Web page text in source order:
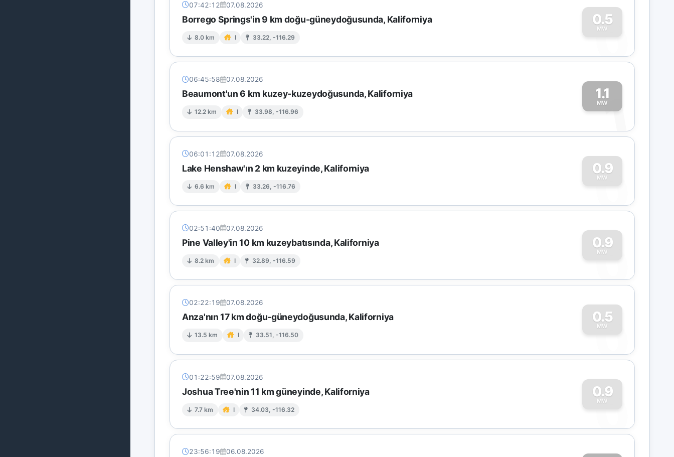
07:42:12 07.08.2026
Borrego Springs'in 9 km doğu-güneydoğusunda, Kaliforniya
8.0 km I 33.22, -116.29
0.5
MW
0
06:45:58 07.08.2026
Beaumont'un 6 km kuzey-kuzeydoğusunda, Kaliforniya
12.2 km I 33.98, -116.96
1.1
MW
1
06:01:12 07.08.2026
Lake Henshaw'ın 2 km kuzeyinde, Kaliforniya
6.6 km I 33.26, -116.76
0.9
MW
0
02:51:40 07.08.2026
Pine Valley'in 10 km kuzeybatısında, Kaliforniya
8.2 km I 32.89, -116.59
0.9
MW
0
02:22:19 07.08.2026
Anza'nın 17 km doğu-güneydoğusunda, Kaliforniya
13.5 km I 33.51, -116.50
0.5
MW
0
01:22:59 07.08.2026
Joshua Tree'nin 11 km güneyinde, Kaliforniya
7.7 km I 34.03, -116.32
0.9
MW
0
23:56:19 06.08.2026